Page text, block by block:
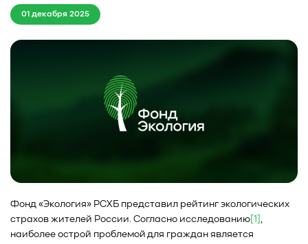
01 декабря 2025
Фонд «Экология» РСХБ представил рейтинг экологических
страхов жителей России. Согласно исследованию [1] ,
наиболее острой проблемой для граждан является